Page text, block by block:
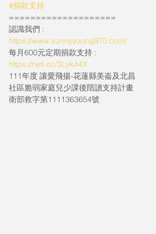
#捐款支持
====================
認識我們 :
https://www.sunnyyoung970.com/
每月600元定期捐款支持 :
https://neti.cc/3Lyk44X
111年度 讓愛飛揚-花蓮縣美崙及北昌
社區脆弱家庭兒少課後陪讀支持計畫
衛部救字第1111363654號